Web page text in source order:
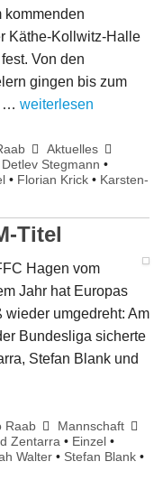
kommenden
Käthe-Kollwitz-Halle
Von den
gingen bis zum
… weiterlesen
Aktuelles
Detlev Stegmann •
• Florian Krick • Karsten-
Titel
Hagen vom
Jahr hat Europas
umgedreht: Am
Bundesliga sicherte
Stefan Blank und
Raab
Mannschaft
Zentarra • Einzel •
Walter • Stefan Blank •